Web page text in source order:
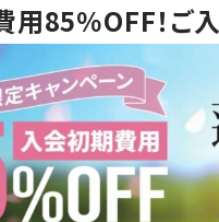
85％OFF！ご入